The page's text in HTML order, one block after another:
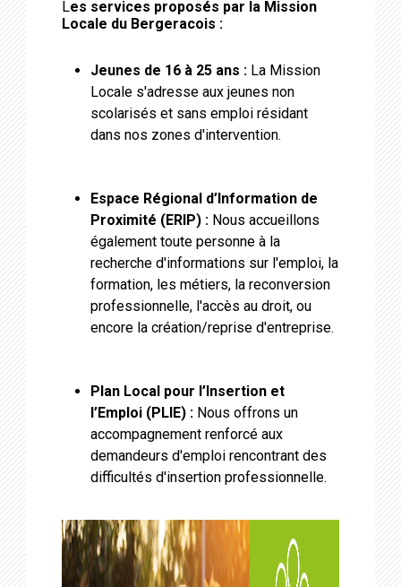
Les services proposés par la Mission
Locale du Bergeracois :
Jeunes de 16 à 25 ans : La Mission
Locale s'adresse aux jeunes non
scolarisés et sans emploi résidant
dans nos zones d'intervention.
Espace Régional d’Information de
Proximité (ERIP) : Nous accueillons
également toute personne à la
recherche d'informations sur l'emploi, la
formation, les métiers, la reconversion
professionnelle, l'accès au droit, ou
encore la création/reprise d'entreprise.
Plan Local pour l’Insertion et
l’Emploi (PLIE) : Nous offrons un
accompagnement renforcé aux
demandeurs d'emploi rencontrant des
difficultés d'insertion professionnelle.